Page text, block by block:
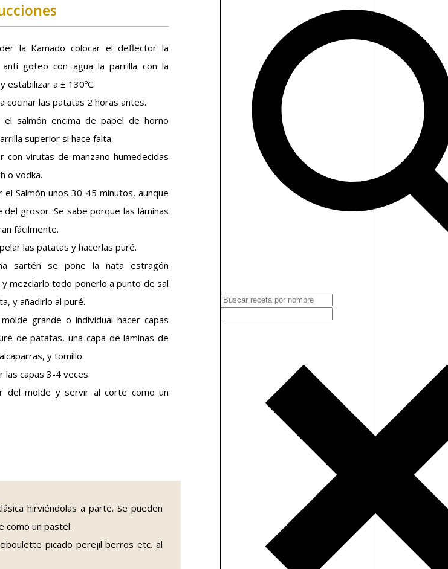
la Kamado colocar el deflector la
anti goteo con agua la parrilla con la
estabilizar a ± 130ºC.
cocinar las patatas 2 horas antes.
el salmón encima de papel de horno
superior si hace falta.
con virutas de manzano humedecidas
o vodka.
el Salmón unos 30-45 minutos, aunque
del grosor. Se sabe porque las láminas
fácilmente.
las patatas y hacerlas puré.
sartén se pone la nata estragón
mezclarlo todo ponerlo a punto de sal
y añadirlo al puré.
grande o individual hacer capas
de patatas, una capa de láminas de
y tomillo.
las capas 3-4 veces.
del molde y servir al corte como un
hirviéndolas a parte. Se pueden
como un pastel.
picado perejil berros etc. al